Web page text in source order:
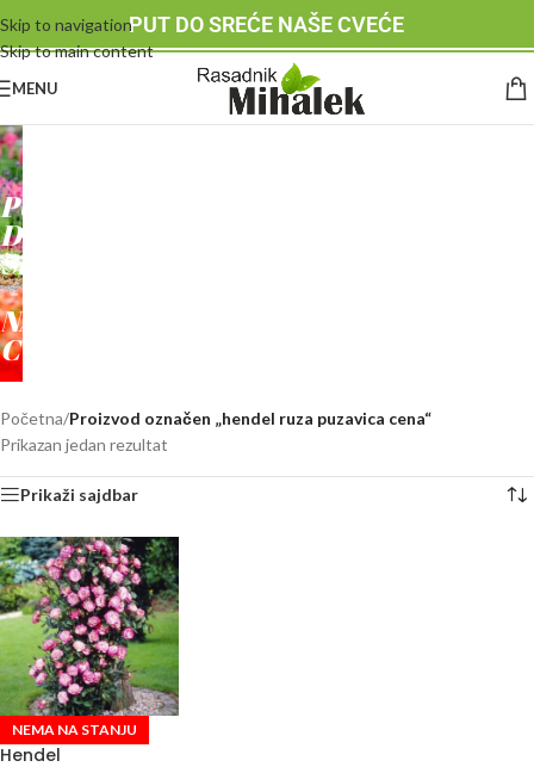
Skip to navigation
Skip to main content
PUT DO SREĆE NAŠE CVEĆE
MENU
RASADNIK
MIHALEK
PUT
DO
SREĆE
-
NAŠE
CVEĆE
Početna/Proizvod označen „hendel ruza puzavica cena“
Prikazan jedan rezultat
Prikaži sajdbar
NEMA NA STANJU
Hendel